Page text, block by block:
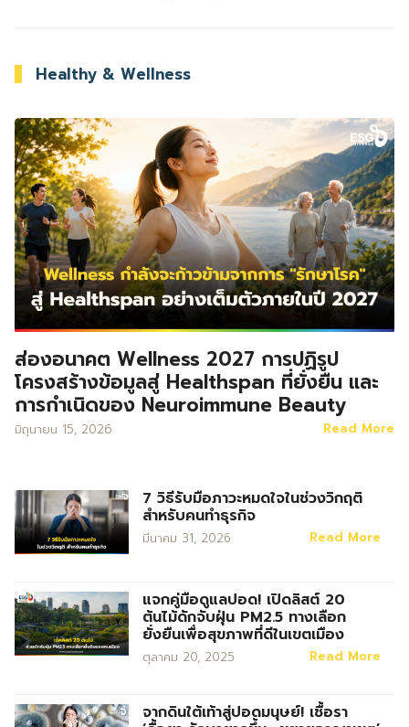
Healthy & Wellness
ส่องอนาคต Wellness 2027 การปฏิรูป
โครงสร้างข้อมูลสู่ Healthspan ที่ยั่งยืน และ
การกำเนิดของ Neuroimmune Beauty
มิถุนายน 15, 2026 Read More
7 วิธีรับมือภาวะหมดใจในช่วงวิกฤติ
สำหรับคนทำธุรกิจ
มีนาคม 31, 2026 Read More
แจกคู่มือดูแลปอด! เปิดลิสต์ 20
ต้นไม้ดักจับฝุ่น PM2.5 ทางเลือก
ยั่งยืนเพื่อสุขภาพที่ดีในเขตเมือง
ตุลาคม 20, 2025 Read More
จากดินใต้เท้าสู่ปอดมนุษย์! เชื้อรา